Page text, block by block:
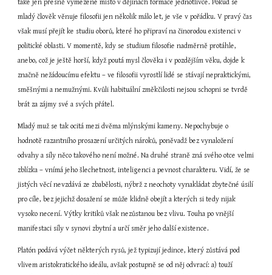
také jen přesně vymezené místo v dějinách formace jednotlivce. Pokud se
mladý člověk věnuje filosofii jen několik málo let, je vše v pořádku. V pravý čas
však musí přejít ke studiu oborů, které ho připraví na činorodou existenci v
politické oblasti. V momentě, kdy se studium filosofie nadměrně protáhle,
anebo, což je ještě horší, když poutá mysl člověka i v pozdějším věku, dojde k
značně nežádoucímu efektu – ve filosofii vyrostlí lidé se stávají nepraktickými,
směšnými a nemužnými. Kvůli habituální změkčilosti nejsou schopni se tvrdě
brát za zájmy své a svých přátel.
Mladý muž se tak ocitá mezi dvěma mlýnskými kameny. Nepochybuje o
hodnotě razantního prosazení určitých nároků, poněvadž bez vynaložení
odvahy a síly něco takového není možné. Na druhé straně zná svého otce velmi
zblízka – vnímá jeho šlechetnost, inteligenci a pevnost charakteru. Vidí, že se
jistých věcí nevzdává ze zbabělosti, nýbrž z neochoty vynakládat zbytečné úsilí
pro cíle, bez jejichž dosažení se může klidně obejít a kterých si tedy nijak
vysoko necení. Výtky kritiků však nezůstanou bez vlivu. Touha po vnější
manifestaci síly v synovi zbytní a určí směr jeho další existence.
Platón podává výčet některých rysů, jež typizují jedince, který zůstává pod
vlivem aristokratického ideálu, avšak postupně se od něj odvrací: a) touží